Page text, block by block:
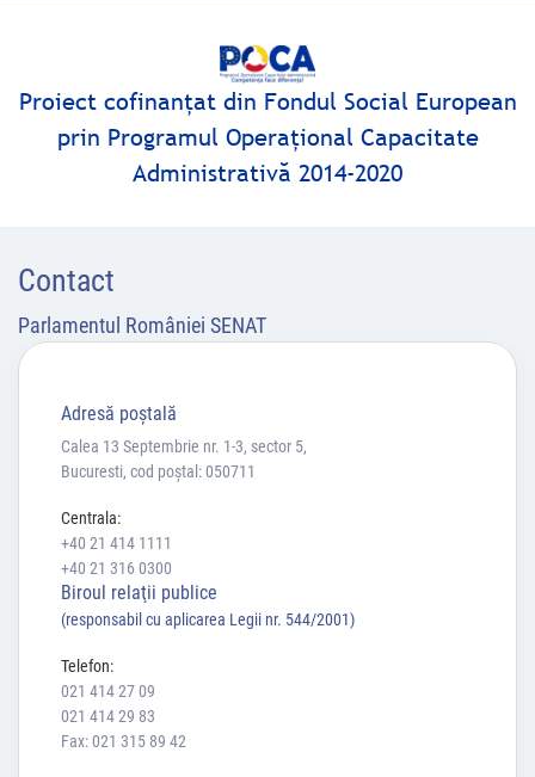
Proiect cofinanţat din Fondul Social European
prin Programul Operaţional Capacitate
Administrativă 2014-2020
Contact
Parlamentul României SENAT
Adresă poştală
Calea 13 Septembrie nr. 1-3, sector 5,
Bucuresti, cod poștal: 050711
Centrala:
+40 21 414 1111
+40 21 316 0300
Biroul relaţii publice
(responsabil cu aplicarea Legii nr. 544/2001)
Telefon:
021 414 27 09
021 414 29 83
Fax: 021 315 89 42